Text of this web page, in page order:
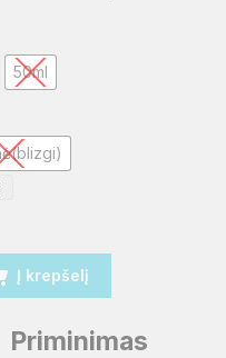
50ml
Į krepšelį
Priminimas